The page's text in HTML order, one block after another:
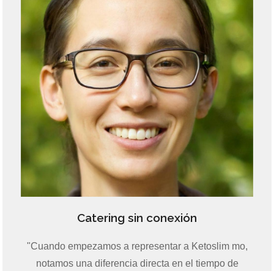
Catering sin conexión
"Cuando empezamos a representar a Ketoslim mo,
notamos una diferencia directa en el tiempo de